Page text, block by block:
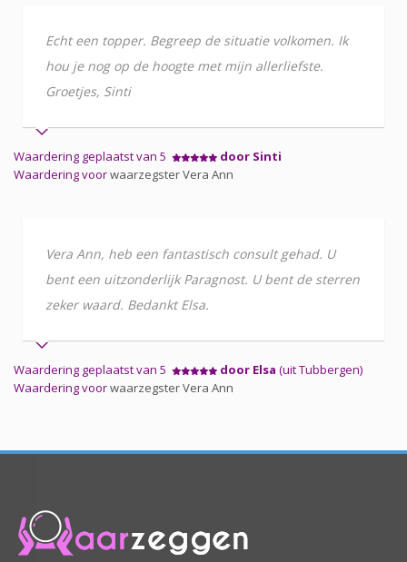
Echt een topper. Begreep de situatie volkomen. Ik
hou je nog op de hoogte met mijn allerliefste.
Groetjes, Sinti
Waardering geplaatst van 5
door Sinti
Waardering voorwaarzegster Vera Ann
Vera Ann, heb een fantastisch consult gehad. U
bent een uitzonderlijk Paragnost. U bent de sterren
zeker waard. Bedankt Elsa.
Waardering geplaatst van 5 door Elsa (uit Tubbergen)
Waardering voorwaarzegster Vera Ann